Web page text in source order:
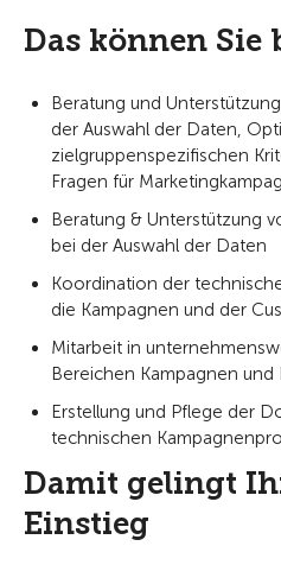
Das können Sie
Beratung und
der Auswahl der Daten,
zielgruppenspezifischen
Fragen für
Beratung & Unterstützung
bei der Auswahl der Daten
Koordination der
die Kampagnen und der
Mitarbeit in
Bereichen Kampagnen und
Erstellung und Pflege der
technischen
Damit gelingt
Einstieg